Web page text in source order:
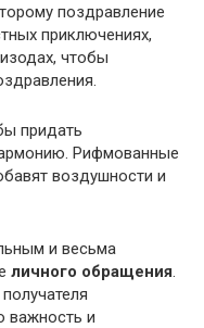
поздравление
приключениях,
чтобы
придать
Рифмованные
воздушности и
и весьма
личного обращения
важность и